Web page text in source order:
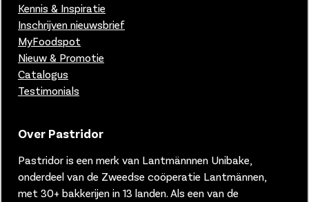
Kennis & Inspiratie
Inschrijven nieuwsbrief
MyFoodspot
Nieuw & Promotie
Catalogus
Testimonials
Over Pastridor
Pastridor is een merk van Lantmännnen Unibake,
onderdeel van de Zweedse coöperatie Lantmännen,
met 30+ bakkerijen in 13 landen. Als een van de